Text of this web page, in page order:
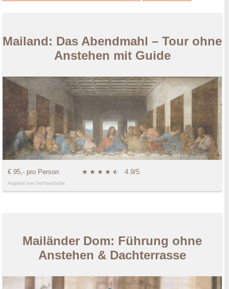
Mailand: Das Abendmahl – Tour ohne
Anstehen mit Guide
€ 95,- pro Person ★ ★ ★ ★ ★
☆ 4.9/5
Angebot von GetYourGuide
Mailänder Dom: Führung ohne
Anstehen & Dachterrasse